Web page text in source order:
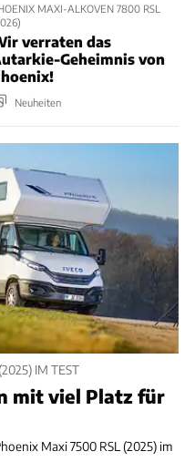
MAXI-ALKOVEN 7800 RSL
verraten das
Geheimnis von
Neuheiten
IM TEST
mit viel Platz für
Maxi 7500 RSL (2025) im